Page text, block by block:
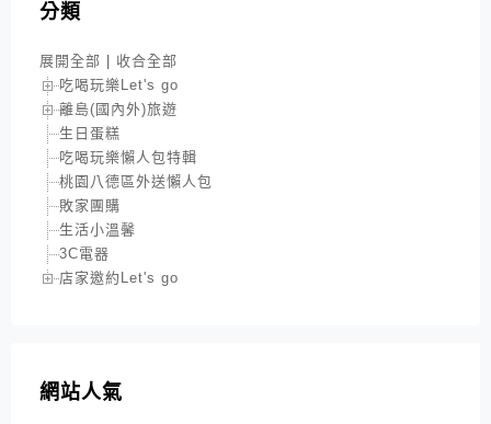
分類
展開全部
收合全部
吃喝玩樂Let's go
離島(國內外)旅遊
生日蛋糕
吃喝玩樂懶人包特輯
桃園八德區外送懶人包
敗家團購
生活小溫馨
3C電器
店家邀約Let's go
網站人氣